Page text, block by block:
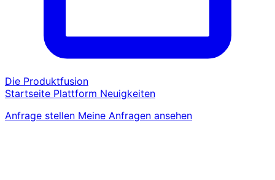
Die Produktfusion
Startseite Plattform Neuigkeiten
Anfrage stellen Meine Anfragen ansehen